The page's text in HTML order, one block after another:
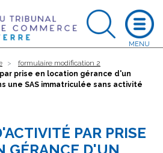
formulaire modification 2
prise en location gérance d'un
une SAS immatriculée sans activité
PAR PRISE